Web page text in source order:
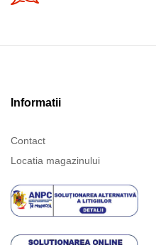
Informatii
Contact
Locatia magazinului